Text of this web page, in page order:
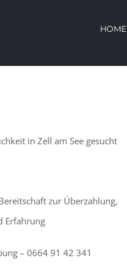
HOME
in Zell am See gesucht
zur Überzahlung,
Erfahrung
– 0664 91 42 341